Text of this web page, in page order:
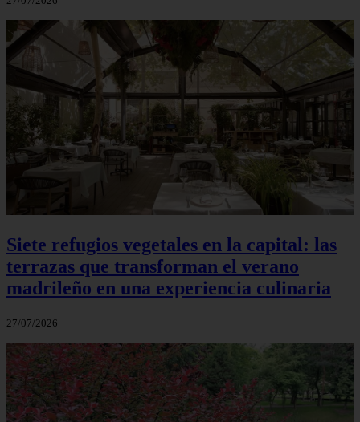
Siete refugios vegetales en la capital: las
terrazas que transforman el verano
madrileño en una experiencia culinaria
27/07/2026